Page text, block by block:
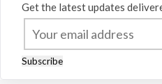
Get the latest updates
Subscribe